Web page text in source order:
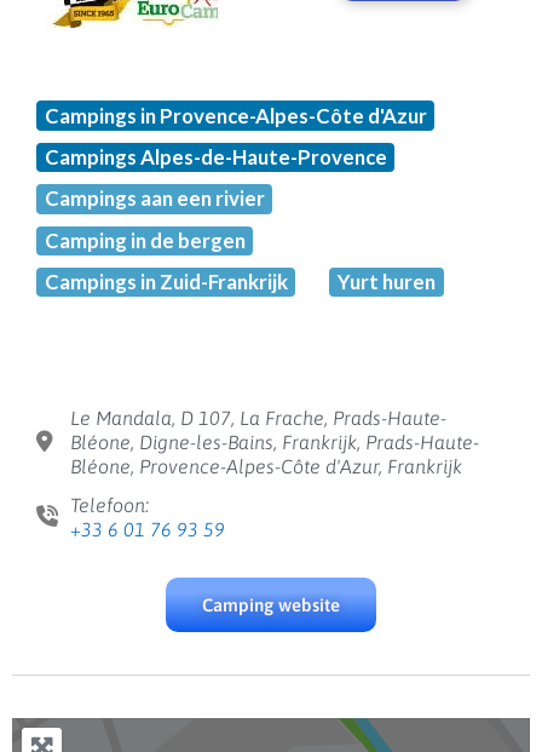
Campings in Provence-Alpes-Côte d'Azur
Campings Alpes-de-Haute-Provence
Campings aan een rivier
Camping in de bergen
Campings in Zuid-Frankrijk
Yurt huren
Le Mandala, D 107, La Frache, Prads-Haute-
Bléone, Digne-les-Bains, Frankrijk, Prads-Haute-
Bléone, Provence-Alpes-Côte d'Azur, Frankrijk
Telefoon:
+33 6 01 76 93 59
Camping website